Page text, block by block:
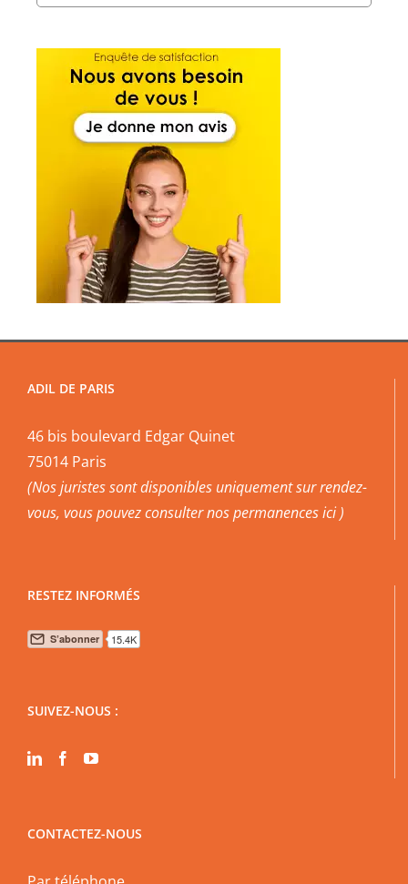
ADIL DE PARIS
46 bis boulevard Edgar Quinet
75014 Paris
(Nos juristes sont disponibles uniquement sur rendez-
vous, vous pouvezconsulter nos permanences ici )
RESTEZ INFORMÉS
SUIVEZ-NOUS :
CONTACTEZ-NOUS